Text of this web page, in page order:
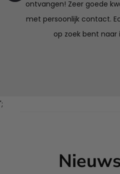
ontvangen! Zeer goede
met persoonlijk contact.
op zoek bent naar
';